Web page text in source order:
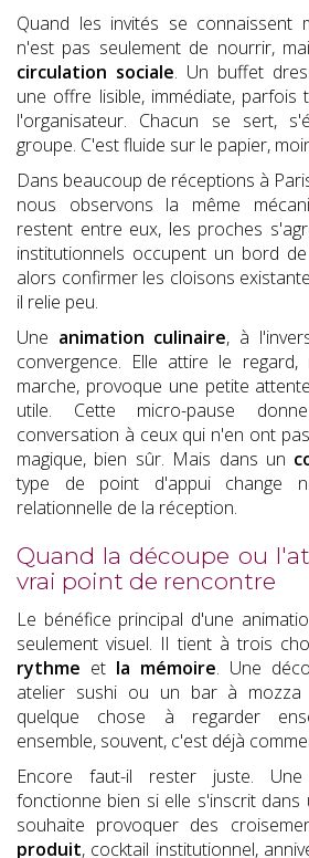
Quand les invités se connaissent
n'est pas seulement de nourrir,
circulation sociale. Un buffet
une offre lisible, immédiate,
l'organisateur. Chacun se sert,
groupe. C'est fluide sur le papier,
Dans beaucoup de réceptions à
nous observons la même
restent entre eux, les proches
institutionnels occupent un bord
alors confirmer les cloisons
il relie peu.
Une animation culinaire, à
convergence. Elle attire le
marche, provoque une petite
utile. Cette micro-pause
conversation à ceux qui n'en ont
magique, bien sûr. Mais dans un
type de point d'appui change
relationnelle de la réception.
Quand la découpe ou
vrai point de rencontre
Le bénéfice principal d'une
seulement visuel. Il tient à trois
rythme et la mémoire. Une
atelier sushi ou un bar à mozza
quelque chose à regarder
ensemble, souvent, c'est déjà
Encore faut-il rester juste. Une
fonctionne bien si elle s'inscrit
souhaite provoquer des
produit, cocktail institutionnel,